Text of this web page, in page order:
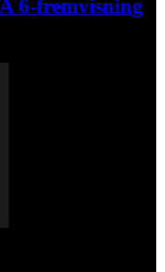
6-fremvisning